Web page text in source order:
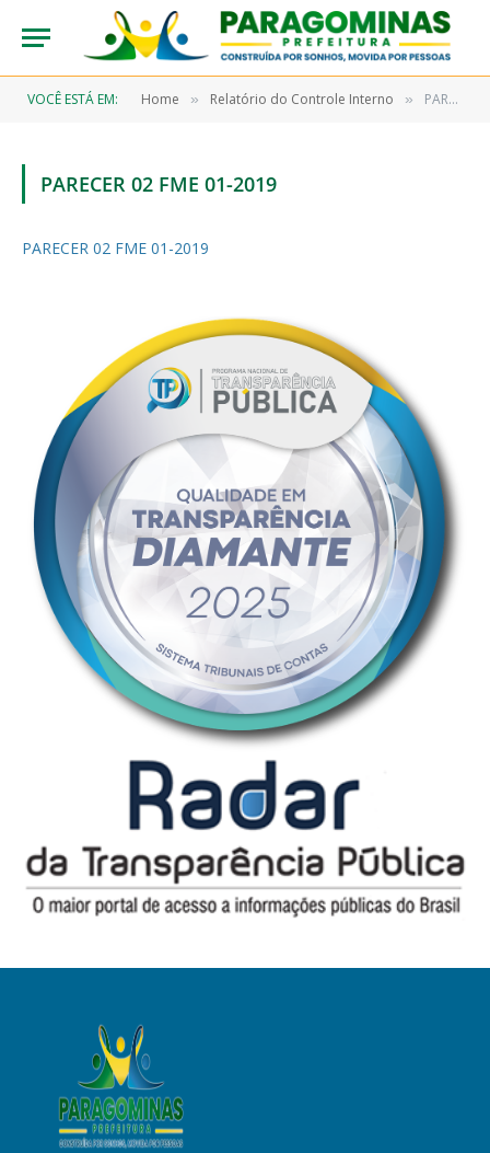
VOCÊ ESTÁ EM: Home » Relatório do Controle Interno » PARECER 02 FME 01-2019
PARECER 02 FME 01-2019
PARECER 02 FME 01-2019